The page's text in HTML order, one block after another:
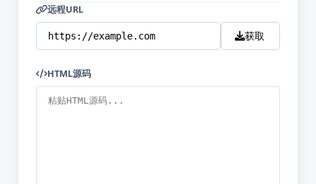
远程URL
获取
HTML源码